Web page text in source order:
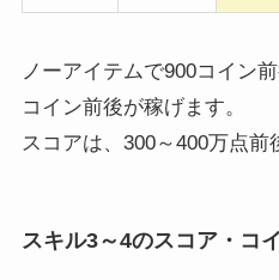
ノーアイテムで900コイン
コイン前後が稼げます。
スコアは、300～400万点前
スキル3～4のスコア・コ